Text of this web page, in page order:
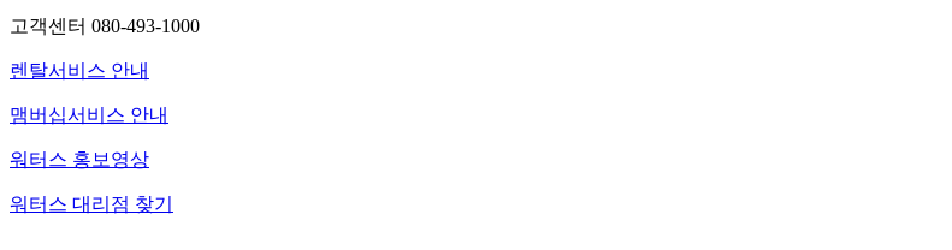
고객센터 080-493-1000
렌탈서비스 안내
맴버십서비스 안내
워터스 홍보영상
워터스 대리점 찾기